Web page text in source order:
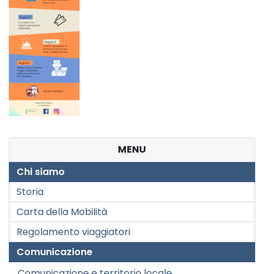
MENU
Chi siamo
Storia
Carta della Mobilità
Regolamento viaggiatori
Comunicazione